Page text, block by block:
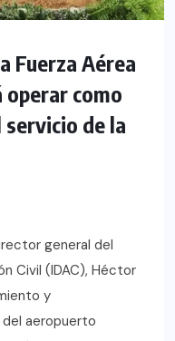
Fuerza Aérea
como
de la
general del
Civil (IDAC), Héctor
y
aeropuerto